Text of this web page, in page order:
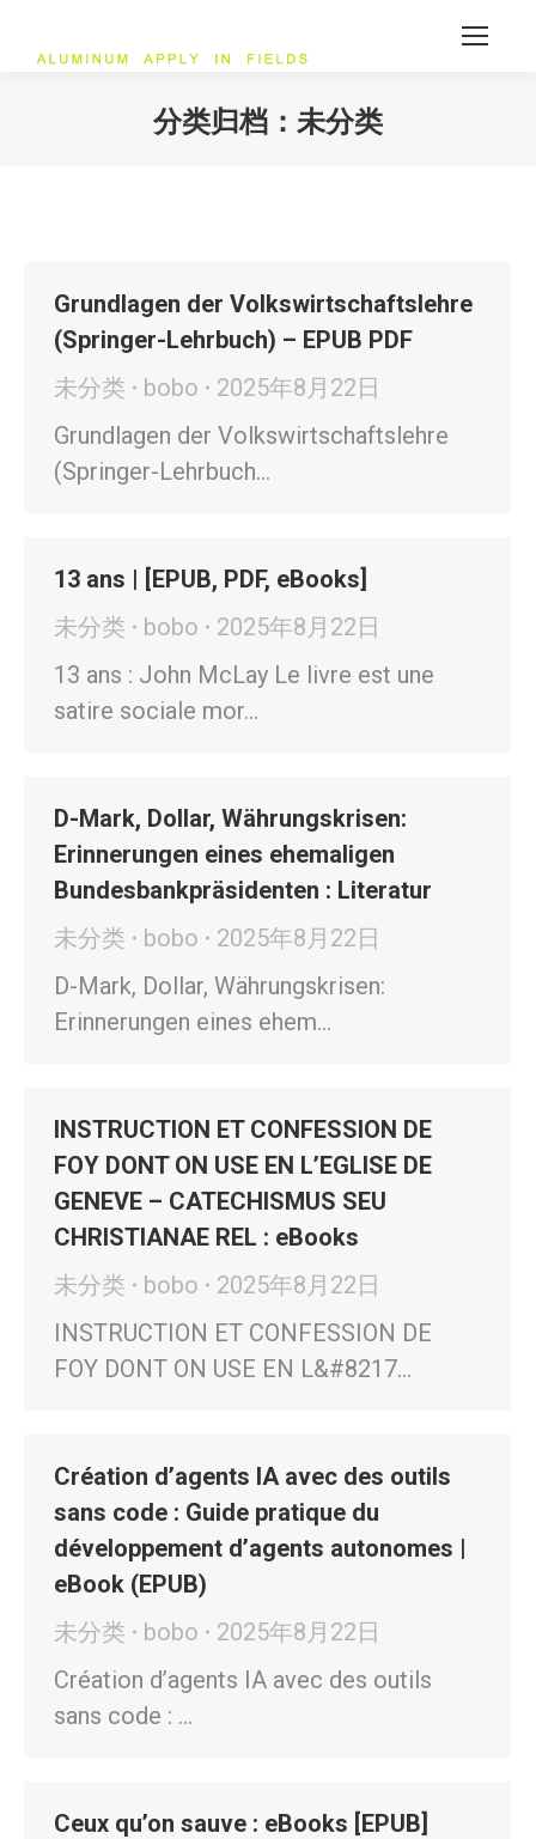
分类归档： 未分类
Grundlagen der Volkswirtschaftslehre
(Springer-Lehrbuch) – EPUB PDF
未分类
bobo
2025年8月22日
Grundlagen der Volkswirtschaftslehre
(Springer-Lehrbuch…
13 ans | [EPUB, PDF, eBooks]
未分类
bobo
2025年8月22日
13 ans : John McLay Le livre est une
satire sociale mor…
D-Mark, Dollar, Währungskrisen:
Erinnerungen eines ehemaligen
Bundesbankpräsidenten : Literatur
未分类
bobo
2025年8月22日
D-Mark, Dollar, Währungskrisen:
Erinnerungen eines ehem…
INSTRUCTION ET CONFESSION DE
FOY DONT ON USE EN L’EGLISE DE
GENEVE – CATECHISMUS SEU
CHRISTIANAE REL : eBooks
未分类
bobo
2025年8月22日
INSTRUCTION ET CONFESSION DE
FOY DONT ON USE EN L&#8217…
Création d’agents IA avec des outils
sans code : Guide pratique du
développement d’agents autonomes |
eBook (EPUB)
未分类
bobo
2025年8月22日
Création d’agents IA avec des outils
sans code : …
Ceux qu’on sauve : eBooks [EPUB]